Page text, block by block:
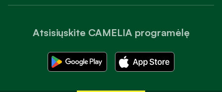
Atsisiųskite CAMELIA programėlę